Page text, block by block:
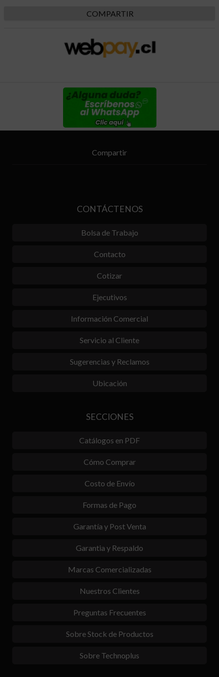
COMPARTIR
Compartir
CONTÁCTENOS
Bolsa de Trabajo
Contacto
Cotizar
Ejecutivos
Información Comercial
Servicio al Cliente
Sugerencias y Reclamos
Ubicación
SECCIONES
Catálogos en PDF
Cómo Comprar
Costo de Envío
Formas de Pago
Garantía y Post Venta
Garantia y Respaldo
Marcas Comercializadas
Nuestros Clientes
Preguntas Frecuentes
Sobre Stock de Productos
Sobre Technoplus